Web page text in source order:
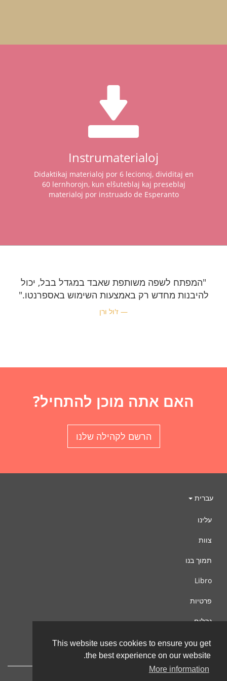
This website uses cookies to ensure you get
the best experience on our website.
More information
Instrumaterialoj
Didaktikaj materialoj por 6 lecionoj, dividitaj en
60 lernhorojn, kun elŝuteblaj kaj preseblaj
materialoj por instruado de Esperanto
"המפתח לשפה משותפת שאבד במגדל בבל, יכול
להיבנות מחדש רק באמצעות השימוש באספרנטו."
ז'ול ורן
האם אתה מוכן להתחיל?
הרשם לקהילה שלנו
עברית
עלינו
צוות
תמוך בנו
Libro
פרטיות
נהלים
צור קשר